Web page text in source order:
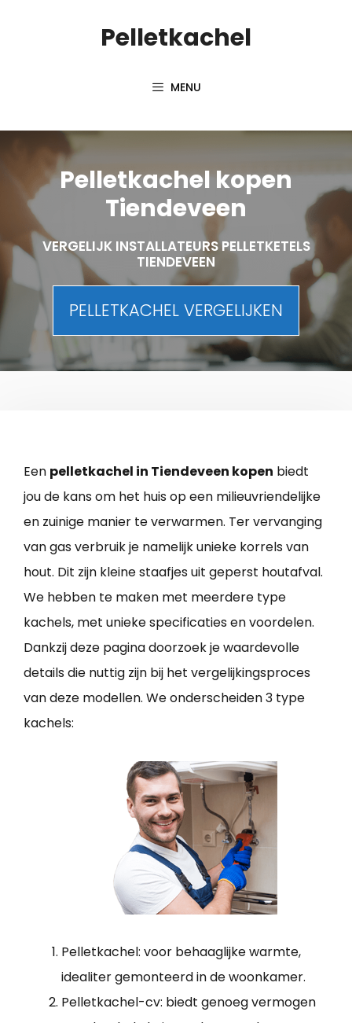
Pelletkachel
MENU
Pelletkachel kopen
Tiendeveen
VERGELIJK INSTALLATEURS PELLETKETELS
TIENDEVEEN
PELLETKACHEL VERGELIJKEN
Een pelletkachel in Tiendeveen kopen biedt
jou de kans om het huis op een milieuvriendelijke
en zuinige manier te verwarmen. Ter vervanging
van gas verbruik je namelijk unieke korrels van
hout. Dit zijn kleine staafjes uit geperst houtafval.
We hebben te maken met meerdere type
kachels, met unieke specificaties en voordelen.
Dankzij deze pagina doorzoek je waardevolle
details die nuttig zijn bij het vergelijkingsproces
van deze modellen. We onderscheiden 3 type
kachels:
Pelletkachel: voor behaaglijke warmte,
idealiter gemonteerd in de woonkamer.
Pelletkachel-cv: biedt genoeg vermogen